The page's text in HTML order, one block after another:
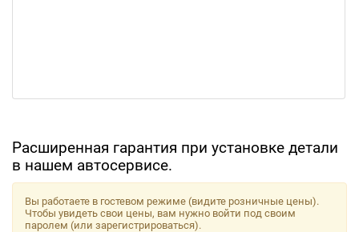
Расширенная гарантия при установке детали
в нашем автосервисе.
Вы работаете в гостевом режиме (видите розничные цены).
Чтобы увидеть свои цены, вам нужно войти под своим
паролем (или зарегистрироваться).